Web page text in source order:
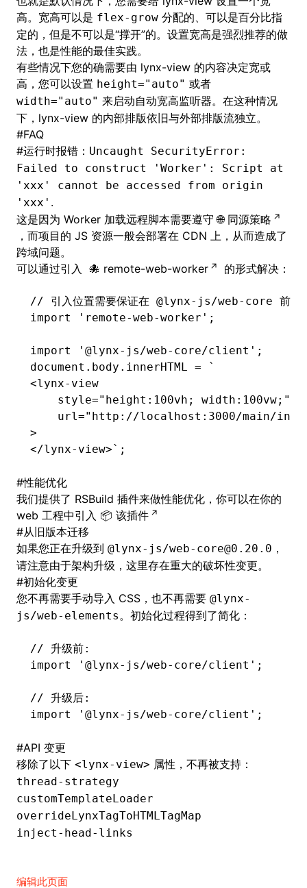
高。宽高可以是 flex-grow 分配的、可以是百分比指
定的，但是不可以是“撑开”的。设置宽高是强烈推荐的做
法，也是性能的最佳实践。
有些情况下您的确需要由 lynx-view 的内容决定宽或
高，您可以设置 height="auto" 或者
width="auto" 来启动自动宽高监听器。在这种情况
下，lynx-view 的内部排版依旧与外部排版流独立。
#FAQ
#运行时报错： Uncaught SecurityError:
Failed to construct 'Worker': Script at
'xxx' cannot be accessed from origin
'xxx' .
这是因为 Worker 加载远程脚本需要遵守
同源策略
，而项目的 JS 资源一般会部署在 CDN 上，从而造成了
跨域问题。
可以通过引入
remote-web-worker 的形式解决：
// 引入位置需要保证在 @lynx-js/web-core 前
import
'remote-web-worker' ;
import '@lynx-js/web-core/client' ;
document . body .innerHTML = `
<lynx-view
    style="height:100vh; width:100vw;"
url="http://localhost:3000/main/
>
</lynx-view>` ;
#性能优化
我们提供了 RSBuild 插件来做性能优化，你可以在你的
web 工程中引入
该插件
#从旧版本迁移
如果您正在升级到 @lynx-js/web-core@0.20.0 ，
请注意由于架构升级，这里存在重大的破坏性变更。
#初始化变更
您不再需要手动导入 CSS，也不再需要 @lynx-
js/web-elements。初始化过程得到了简化：
// 升级前:
import
'@lynx-js/web-core/client' ;
// 升级后:
import
'@lynx-js/web-core/client' ;
#API 变更
移除了以下 <lynx-view> 属性，不再被支持：
thread-strategy
customTemplateLoader
overrideLynxTagToHTMLTagMap
inject-head-links
编辑此页面